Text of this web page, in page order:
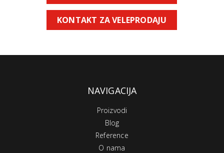
KONTAKT ZA VELEPRODAJU
NAVIGACIJA
Proizvodi
Blog
Reference
O nama